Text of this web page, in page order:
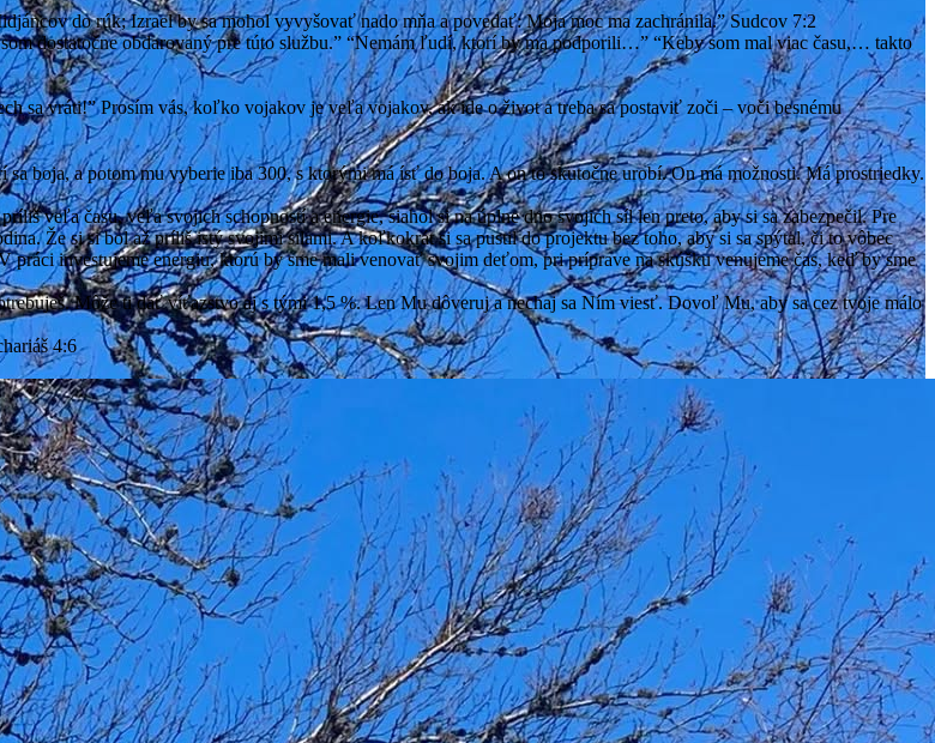
do rúk; Izrael by sa mohol vyvyšovať nado mňa a povedať: Moja moc ma zachránila.” Sudcov 7:2
dostatočne obdarovaný pre túto službu.” “Nemám ľudí, ktorí by ma podporili…” “Keby som mal viac času,… takto
sa vráti!” Prosím vás, koľko vojakov je veľa vojakov, ak ide o život a treba sa postaviť zoči – voči besnému
boja, a potom mu vyberie iba 300, s ktorými má ísť do boja. A on to skutočne urobí. On má možnosti. Má prostriedky.
veľa času, veľa svojich schopností a energie, siahol si na úplne dno svojich síl len preto, aby si sa zabezpečil. Pre
Že si si bol až príliš istý svojimi silami. A koľkokrát si sa pustil do projektu bez toho, aby si sa spýtal, či to vôbec
investujeme energiu, ktorú by sme mali venovať svojim deťom, pri príprave na skúšku venujeme čas, keď by sme
Môže ti dať víťazstvo aj s tými 1,5 %. Len Mu dôveruj a nechaj sa Ním viesť. Dovoľ Mu, aby sa cez tvoje málo
4:6